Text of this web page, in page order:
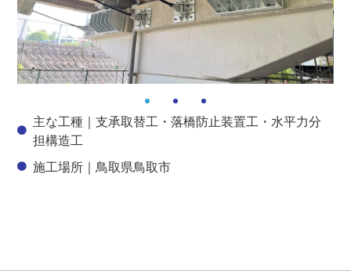
主な工種｜支承取替工・落橋防止装置工・水平力分
担構造工
施工場所｜ 鳥取県鳥取市